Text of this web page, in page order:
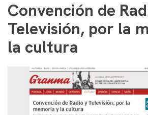
Convención de
Televisión, por la
la cultura